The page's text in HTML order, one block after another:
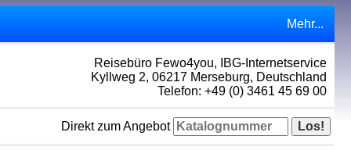
Mehr...
Reisebüro Fewo4you, IBG-Internetservice
Kyllweg 2, 06217 Merseburg, Deutschland
Telefon: +49 (0) 3461 45 69 00
Direkt zum Angebot